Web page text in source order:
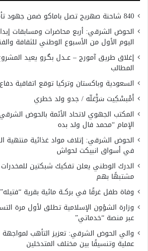
840 شاحنة صهريج تصل باماكو ضمن جهود تأمين إمدادات الوقود
الحوض الشرقي: أربع محاضرات ومسابقات
اليوم الأول من الأسبوع الوطني للثقافة
إغلاق طريق آمورج – عــدل بگـرو يعيد
المطالب
السعودية وباكستان وتركيا توقع اتفاقية
أَمْبسْكِيت سَرّْغلّه / جدو ولد خطري
المكتب الجهوي لاتحاد الأئمة بالحوض
الإمام “محمد فال ولد بده
الحوض الشرقي: إتلاف مواد غذائية منتهية
في أسواق انبيكت لحواش
مشتبهًا بهم
وفاة طفل غرقًا في بركــة مائية بقرية
وزارة الشؤون الإسلامية تطلق لأول مرة
عبر منصة “خدماتي”
والي الحوض الشرقي: تعزيز التأهب
عملية وتنسيقًا بين مختلف المتدخلين